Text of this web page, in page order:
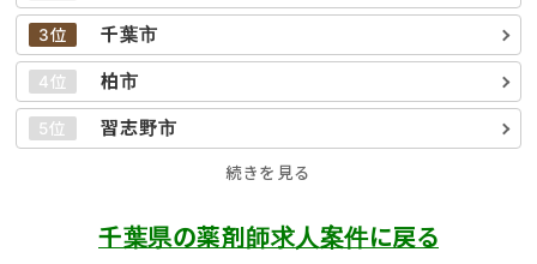
3位 千葉市
4位 柏市
5位 習志野市
続きを見る
千葉県の薬剤師求人案件に戻る